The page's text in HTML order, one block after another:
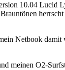
10.04 Lucid
Netbook
meinen O2-